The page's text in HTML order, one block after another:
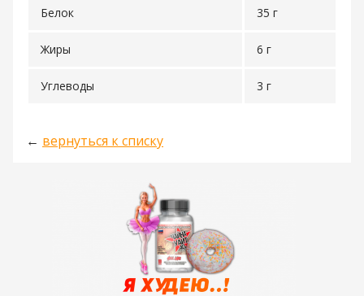
Белок 35 г
Жиры 6 г
Углеводы 3 г
← вернуться к списку